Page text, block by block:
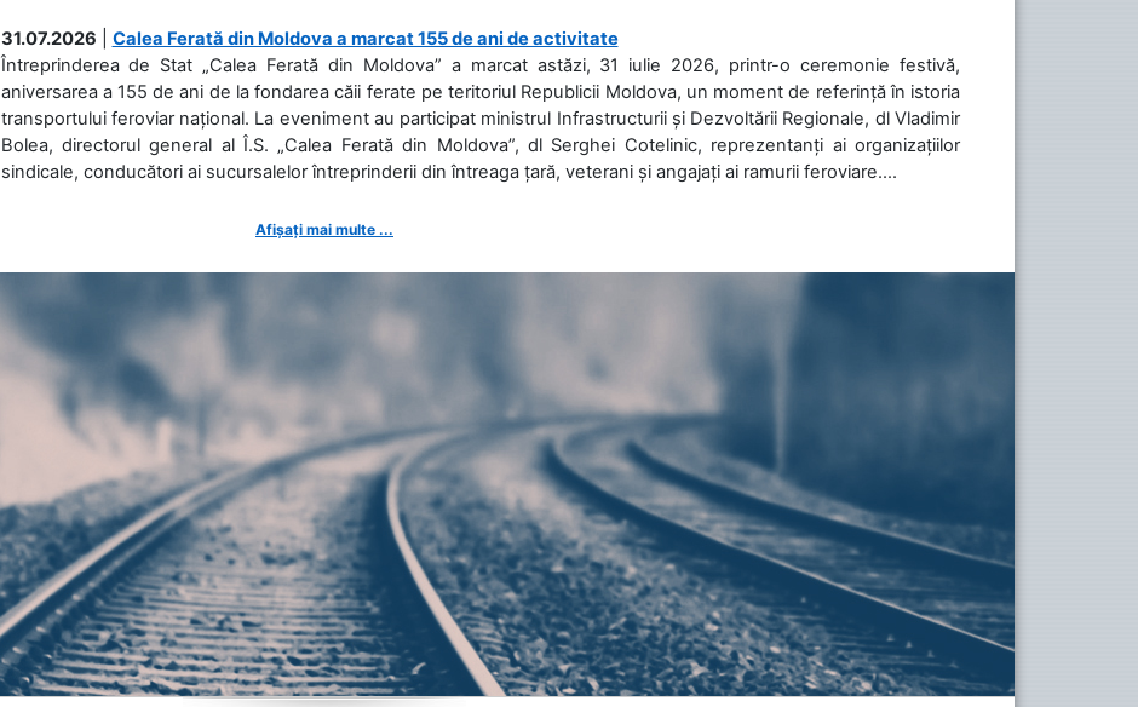
31.07.2026
Calea Ferată din Moldova a marcat 155 de ani de activitate
Întreprinderea de Stat „Calea Ferată din Moldova” a marcat astăzi, 31 iulie 2026, printr-o ceremonie festivă,
aniversarea a 155 de ani de la fondarea căii ferate pe teritoriul Republicii Moldova, un moment de referință în istoria
transportului feroviar național. La eveniment au participat ministrul Infrastructurii și Dezvoltării Regionale, dl Vladimir
Bolea, directorul general al Î.S. „Calea Ferată din Moldova”, dl Serghei Cotelinic, reprezentanți ai organizațiilor
sindicale, conducători ai sucursalelor întreprinderii din întreaga țară, veterani și angajați ai ramurii feroviare....
Afișați mai multe ...